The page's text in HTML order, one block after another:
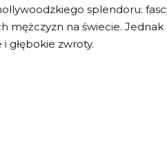
splendoru:
mężczyzn na świecie.
głębokie zwroty.